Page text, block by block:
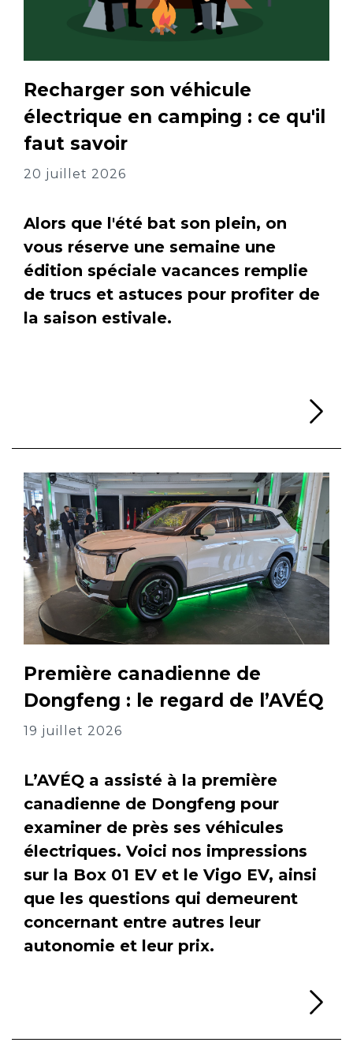
Recharger son véhicule
électrique en camping : ce qu'il
faut savoir
20 juillet 2026
Alors que l'été bat son plein, on
vous réserve une semaine une
édition spéciale vacances remplie
de trucs et astuces pour profiter de
la saison estivale.
Première canadienne de
Dongfeng : le regard de l’AVÉQ
19 juillet 2026
L’AVÉQ a assisté à la première
canadienne de Dongfeng pour
examiner de près ses véhicules
électriques. Voici nos impressions
sur la Box 01 EV et le Vigo EV, ainsi
que les questions qui demeurent
concernant entre autres leur
autonomie et leur prix.